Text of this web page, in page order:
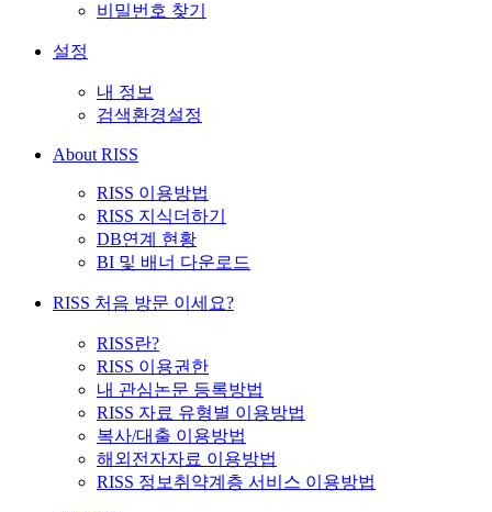
비밀번호 찾기
설정
내 정보
검색환경설정
About RISS
RISS 이용방법
RISS 지식더하기
DB연계 현황
BI 및 배너 다운로드
RISS 처음 방문 이세요?
RISS란?
RISS 이용권한
내 관심논문 등록방법
RISS 자료 유형별 이용방법
복사/대출 이용방법
해외전자자료 이용방법
RISS 정보취약계층 서비스 이용방법